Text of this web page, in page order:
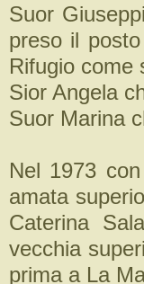
Suor
preso il
Rifugio come
Sior Angela
Suor Marina
Nel 1973
amata
Caterina
vecchia
prima a La